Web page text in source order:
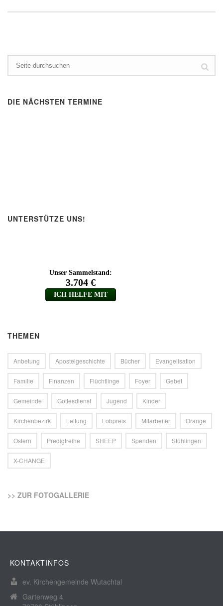
DIE NÄCHSTEN TERMINE
UNTERSTÜTZE UNS!
THEMEN
Anbetung Apostelgeschichte Bücher Evangelisation
Familie Finanzen Flüchtlinge Foyer Gebet
Gemeinde Gottesdienst Jugend Kinder
Kirchenbezirk Leitung Lobpreis Mitarbeiter Orange
Ostern Predigtreihe SHEEP Spenden Stühlingen
X-CHANGE
>> ZUR FOTOGALLERIE
KONTAKTINFOS
ev. Kirchengemeinde Wutachtal
Gartenweg 4